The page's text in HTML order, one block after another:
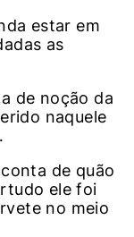
estar em
as
de noção da
naquele
de quão
ele foi
no meio